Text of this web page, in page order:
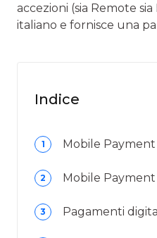
accezioni (sia Remote
italiano e fornisce una
Indice
1 Mobile
2 Mobile
3 Pagamenti